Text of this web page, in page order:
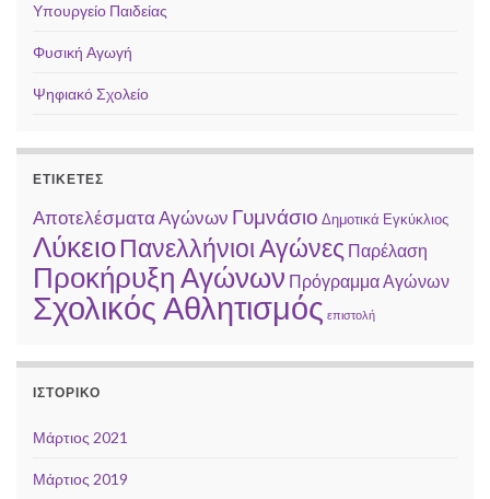
Υπουργείο Παιδείας
Φυσική Αγωγή
Ψηφιακό Σχολείο
ΕΤΙΚΈΤΕΣ
Αποτελέσματα Αγώνων Γυμνάσιο Δημοτικά Εγκύκλιος
ΛύκειοΠανελλήνιοι Αγώνες Παρέλαση
Προκήρυξη Αγώνων Πρόγραμμα Αγώνων
Σχολικός Αθλητισμός επιστολή
ΙΣΤΟΡΙΚΌ
Μάρτιος 2021
Μάρτιος 2019